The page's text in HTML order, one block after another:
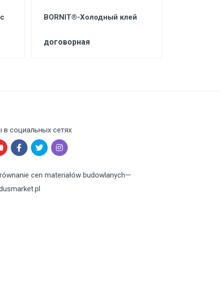
BORNIT®-Холодный клей
договорная
социальных сетях
cen materiałów budowlanych—